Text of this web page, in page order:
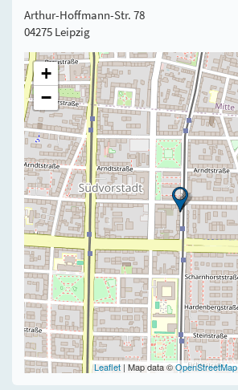
Arthur-Hoffmann-Str. 78
04275 Leipzig
+
−
Leaflet | Map data ©OpenStreetMap